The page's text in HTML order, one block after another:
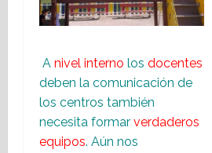
A nivel interno los docentes
deben la comunicación de
los centros también
necesita formar verdaderos
equipos. Aún nos